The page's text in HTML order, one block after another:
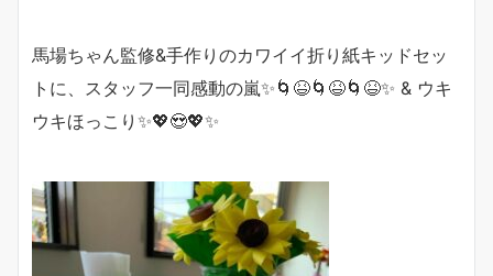
馬場ちゃん監修&手作りのカワイイ折り紙キッドセッ
トに、スタッフ一同感動の嵐✨🌀😆🌀😆🌀😆✨ & ウキ
ウキほっこり✨💖😍💖✨